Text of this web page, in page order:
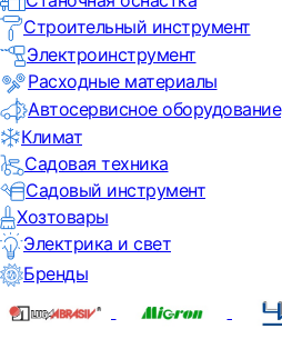
Строительный инструмент
Электроинструмент
Расходные материалы
Автосервисное оборудование
Климат
Садовая техника
Садовый инструмент
Хозтовары
Электрика и свет
Бренды